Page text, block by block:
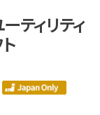
ティリティ